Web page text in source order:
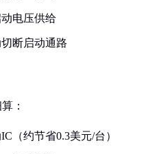
动电压供给
断启动通路
：
（约节省0.3美元/台）